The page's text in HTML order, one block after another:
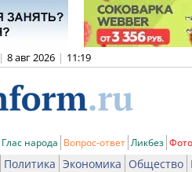
| 8 авг 2026 | 11:19
Глас народа Вопрос-ответ Ликбез
Политика Экономика Общество